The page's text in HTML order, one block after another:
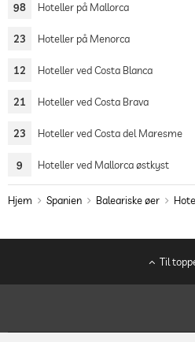
98 Hoteller på Mallorca
23 Hoteller på Menorca
12 Hoteller ved Costa Blanca
21 Hoteller ved Costa Brava
23 Hoteller ved Costa del Maresme
9 Hoteller ved Mallorca østkyst
Hjem Spanien Baleariske øer
Til